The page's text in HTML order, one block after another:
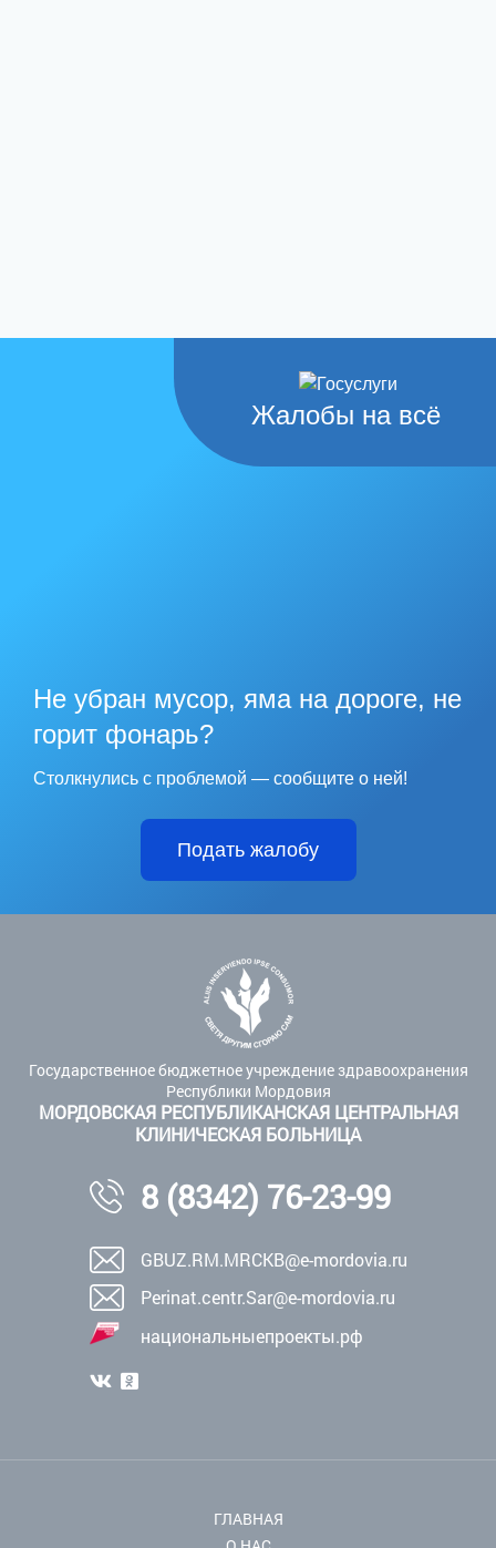
Жалобы на всё
Не убран мусор, яма на дороге, не
горит фонарь?
Столкнулись с проблемой — сообщите о ней!
Подать жалобу
Государственное бюджетное учреждение здравоохранения
Республики Мордовия
МОРДОВСКАЯ РЕСПУБЛИКАНСКАЯ ЦЕНТРАЛЬНАЯ
КЛИНИЧЕСКАЯ БОЛЬНИЦА
8 (8342) 76-23-99
GBUZ.RM.MRCKB@e-mordovia.ru
Perinat.centr.Sar@e-mordovia.ru
национальныепроекты.рф
ГЛАВНАЯ